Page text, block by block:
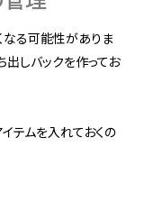
なる可能性がありま
出しバックを作ってお
テムを入れておくの